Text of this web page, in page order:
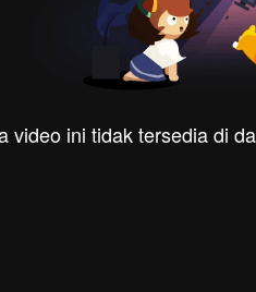
video ini tidak tersedia di